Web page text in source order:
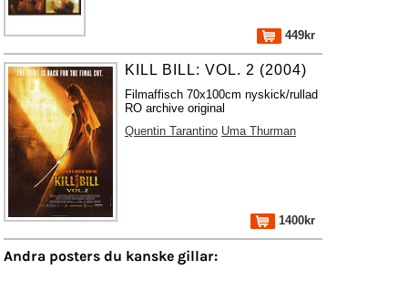
449kr
KILL BILL: VOL. 2 (2004)
Filmaffisch 70x100cm nyskick/rullad
RO archive original
Quentin Tarantino Uma Thurman
1400kr
Andra posters du kanske gillar: